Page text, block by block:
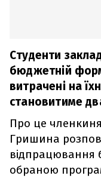
Студенти
бюджетній
витрачені на
становитиме
Про це членкиня
Гришина
відпрацювання
обраною